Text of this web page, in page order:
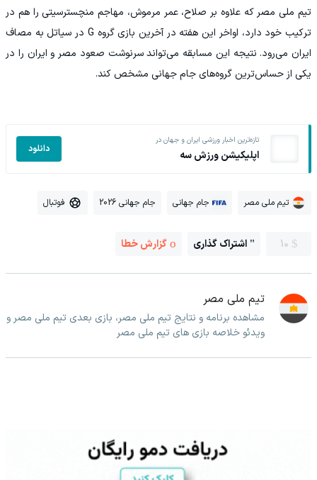
تیم ملی مصر که علاوه بر صلاح، عمر مرموش، مهاجم منچسترسیتی را هم در
ترکیب خود دارد، اواخر این هفته در آخرین بازی گروه G در سیاتل به مصاف
ایران می‌رود. نتیجه این مسابقه می‌تواند سرنوشت صعود مصر و ایران را در
یکی از حساس‌ترین گروه‌های جام جهانی مشخص کند.
تازه‌ترین اخبار ورزشی ایران و جهان در
اپلیکیشن ورزش سه دانلود
تیم ملی مصر جام جهانی جام جهانی 2026 فوتبال
10 اشتراک گذاری گزارش خطا
تیم ملی مصر
مشاهده برنامه و نتایج تیم ملی مصر، بازی بعدی تیم ملی مصر و
ویدئو خلاصه بازی های تیم ملی مصر